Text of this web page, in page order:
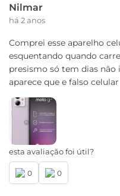
Cartão SIM
Nano SIM (4FF),
Wi-fi
802.11 a/b/g/n/ac | 2,4
Bluetooth
Bluetooth® 5.0
Serviços de
GPS, AGPS, LTEPP,
Certificado de
Nilmar
há 2 anos
Comprei esse aparelho
esquentando quando
presismo só tem dias
aparece que e falso celular
esta avaliação foi útil?
0 0